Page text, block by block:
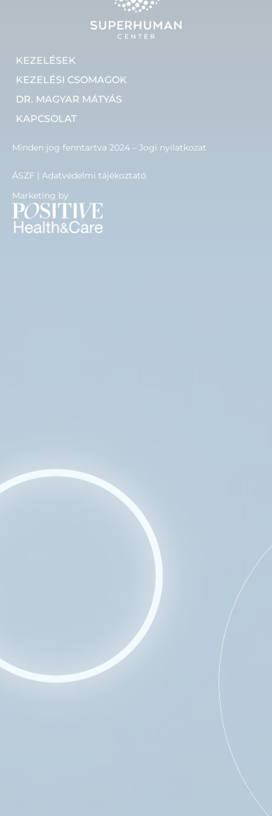
KEZELÉSEK
KEZELÉSI CSOMAGOK
DR. MAGYAR MÁTYÁS
KAPCSOLAT
Minden jog fenntartva 2024 – Jogi nyilatkozat
ÁSZF | Adatvédelmi tájékoztató
Marketing by